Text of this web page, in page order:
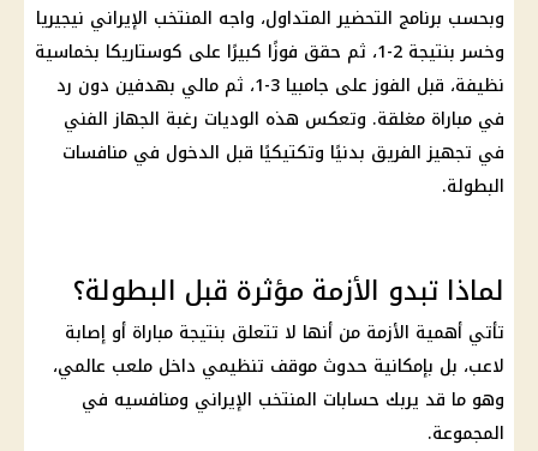
وبحسب برنامج التحضير المتداول، واجه المنتخب الإيراني نيجيريا
وخسر بنتيجة 2-1، ثم حقق فوزًا كبيرًا على كوستاريكا بخماسية
نظيفة، قبل الفوز على جامبيا 3-1، ثم مالي بهدفين دون رد
في مباراة مغلقة. وتعكس هذه الوديات رغبة الجهاز الفني
في تجهيز الفريق بدنيًا وتكتيكيًا قبل الدخول في منافسات
البطولة.
لماذا تبدو الأزمة مؤثرة قبل البطولة؟
تأتي أهمية الأزمة من أنها لا تتعلق بنتيجة مباراة أو إصابة
لاعب، بل بإمكانية حدوث موقف تنظيمي داخل ملعب عالمي،
وهو ما قد يربك حسابات المنتخب الإيراني ومنافسيه في
المجموعة.